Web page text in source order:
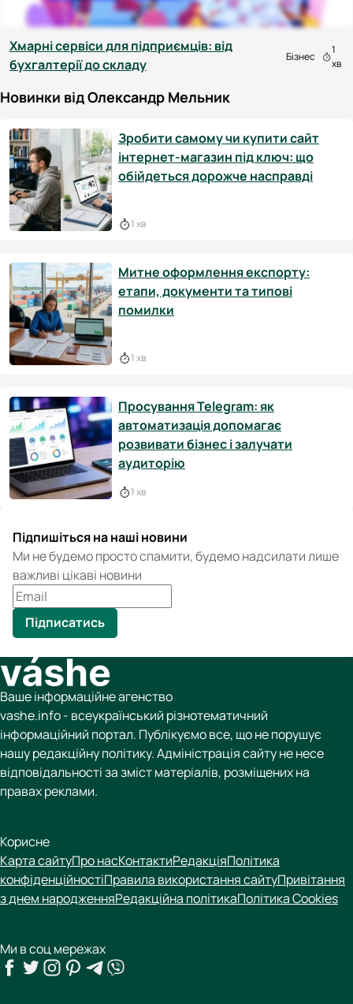
Хмарні сервіси для підприємців: від
бухгалтерії до складу
Бізнес
1
хв
Новинки від Олександр Мельник
Зробити самому чи купити сайт
інтернет-магазин під ключ: що
обійдеться дорожче насправді
1 хв
Митне оформлення експорту:
етапи, документи та типові
помилки
1 хв
Просування Telegram: як
автоматизація допомагає
розвивати бізнес і залучати
аудиторію
1 хв
Підпишіться на наші новини
Ми не будемо просто спамити, будемо надсилати лише
важливі цікаві новини
Підписатись
Ваше інформаційне агенство
vashe.info - всеукраїнський різнотематичний
інформаційний портал. Публікуємо все, що не порушує
нашу редакційну політику. Адміністрація сайту не несе
відповідальності за зміст матеріалів, розміщених на
правах реклами.
Корисне
Карта сайтуПро насКонтактиРедакціяПолітика
конфіденційностіПравила використання сайтуПривітання
з днем народженняРедакційна політикаПолітика Cookies
Ми в соц мережах